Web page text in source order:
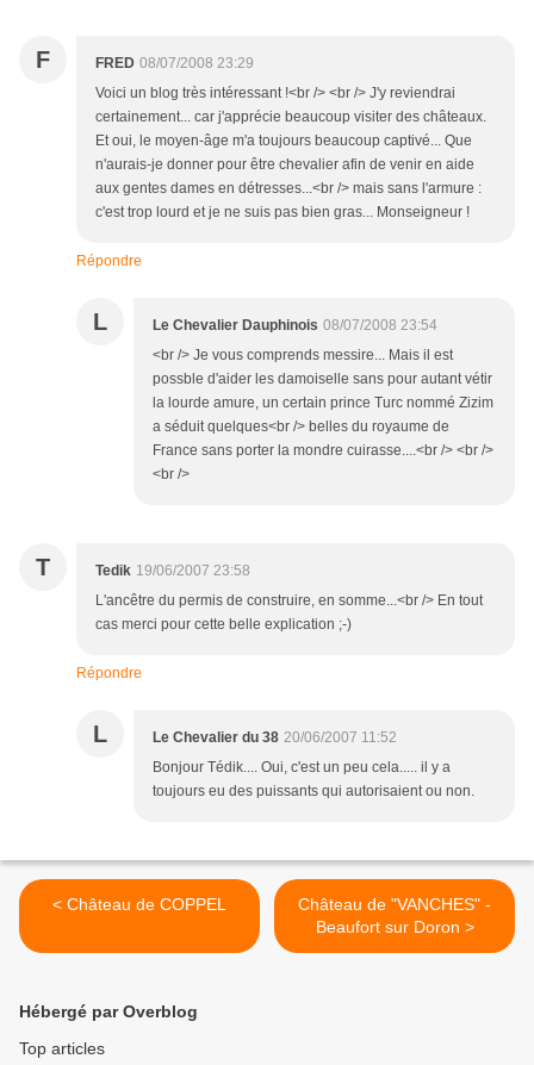
F FRED 08/07/2008 23:29
Voici un blog très intéressant !<br /> <br /> J'y reviendrai
certainement... car j'apprécie beaucoup visiter des châteaux.
Et oui, le moyen-âge m'a toujours beaucoup captivé... Que
n'aurais-je donner pour être chevalier afin de venir en aide
aux gentes dames en détresses...<br /> mais sans l'armure :
c'est trop lourd et je ne suis pas bien gras... Monseigneur !
Répondre
L Le Chevalier Dauphinois 08/07/2008 23:54
<br /> Je vous comprends messire... Mais il est
possble d'aider les damoiselle sans pour autant vétir
la lourde amure, un certain prince Turc nommé Zizim
a séduit quelques<br /> belles du royaume de
France sans porter la mondre cuirasse....<br /> <br />
<br />
T Tedik 19/06/2007 23:58
L'ancêtre du permis de construire, en somme...<br /> En tout
cas merci pour cette belle explication ;-)
Répondre
L Le Chevalier du 38 20/06/2007 11:52
Bonjour Tédik.... Oui, c'est un peu cela..... il y a
toujours eu des puissants qui autorisaient ou non.
< Château de COPPEL
Château de "VANCHES" -
Beaufort sur Doron >
Hébergé par Overblog
Top articles